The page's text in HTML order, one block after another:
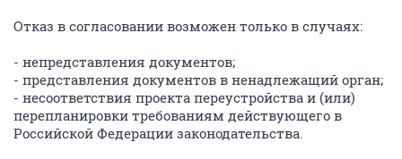
Отказ в согласовании возможен только в случаях:
- непредставления документов;
- представления документов в ненадлежащий орган;
- несоответствия проекта переустройства и (или)
перепланировки требованиям действующего в
Российской Федерации законодательства.